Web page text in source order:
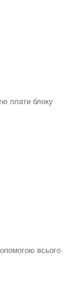
плати блоку
всього